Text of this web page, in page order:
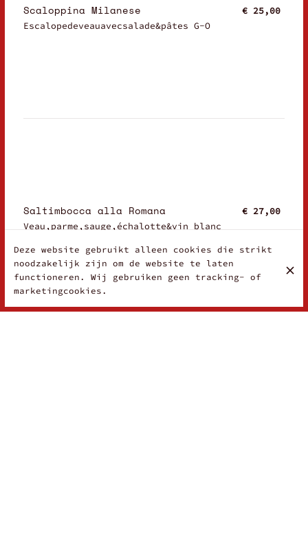
Scaloppina Milanese
Escalopedeveauavecsalade&pâtes G-O
€ 25,00
Saltimbocca alla Romana
Veau,parme,sauge,échalotte&vin blanc
€ 27,00
Deze website gebruikt alleen cookies die strikt
noodzakelijk zijn om de website te laten
functioneren. Wij gebruiken geen tracking- of
marketingcookies.